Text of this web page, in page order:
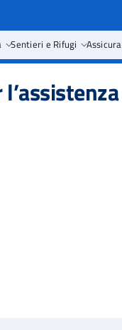
Sentieri e Rifugi